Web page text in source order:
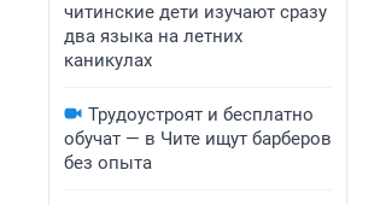
читинские дети изучают сразу
два языка на летних
каникулах
Трудоустроят и бесплатно
обучат — в Чите ищут барберов
без опыта